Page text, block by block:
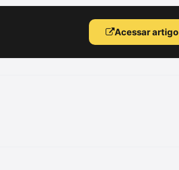
Acessar artigo